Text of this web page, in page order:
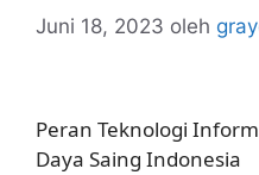
Juni 18, 2023 oleh
Peran Teknologi
Daya Saing Indonesia